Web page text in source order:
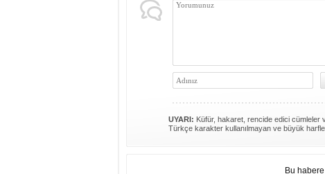
UYARI: Küfür, hakaret, rencide edici cümleler
Türkçe karakter kullanılmayan ve büyük
Bu